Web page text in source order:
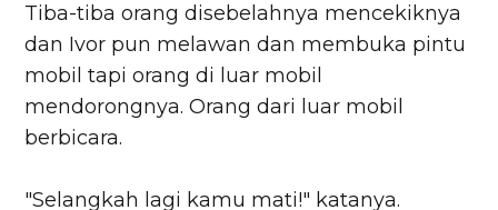
Tiba-tiba orang disebelahnya mencekiknya
dan Ivor pun melawan dan membuka pintu
mobil tapi orang di luar mobil
mendorongnya. Orang dari luar mobil
berbicara.
"Selangkah lagi kamu mati!" katanya.